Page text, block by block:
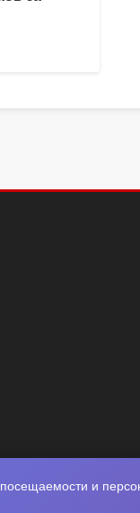
. Разработка Фабрика
и